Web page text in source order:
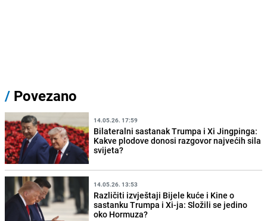
/ Povezano
14.05.26. 17:59
Bilateralni sastanak Trumpa i Xi Jingpinga:
Kakve plodove donosi razgovor najvećih sila
svijeta?
14.05.26. 13:53
Različiti izvještaji Bijele kuće i Kine o
sastanku Trumpa i Xi-ja: Složili se jedino
oko Hormuza?